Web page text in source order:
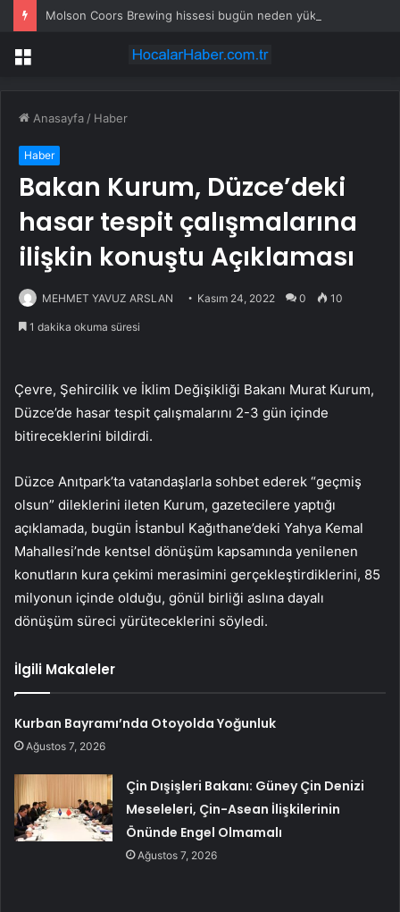
Molson Coors Brewing hissesi bugün neden yükseliyor?
Menü
Anasayfa / Haber
Haber
Bakan Kurum, Düzce’deki
hasar tespit çalışmalarına
ilişkin konuştu Açıklaması
MEHMET YAVUZ ARSLAN Kasım 24, 2022 0 10
1 dakika okuma süresi
Çevre, Şehircilik ve İklim Değişikliği Bakanı Murat Kurum,
Düzce’de hasar tespit çalışmalarını 2-3 gün içinde
bitireceklerini bildirdi.
Düzce Anıtpark’ta vatandaşlarla sohbet ederek “geçmiş
olsun” dileklerini ileten Kurum, gazetecilere yaptığı
açıklamada, bugün İstanbul Kağıthane’deki Yahya Kemal
Mahallesi’nde kentsel dönüşüm kapsamında yenilenen
konutların kura çekimi merasimini gerçekleştirdiklerini, 85
milyonun içinde olduğu, gönül birliği aslına dayalı
dönüşüm süreci yürüteceklerini söyledi.
İlgili Makaleler
Kurban Bayramı’nda Otoyolda Yoğunluk
Ağustos 7, 2026
Çin Dışişleri Bakanı: Güney Çin Denizi
Meseleleri, Çin-Asean İlişkilerinin
Önünde Engel Olmamalı
Ağustos 7, 2026